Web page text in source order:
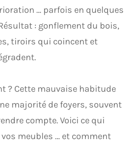
… parfois en quelques
: gonflement du bois,
tiroirs qui coincent et
? Cette mauvaise habitude
majorité de foyers, souvent
compte. Voici ce qui
meubles … et comment